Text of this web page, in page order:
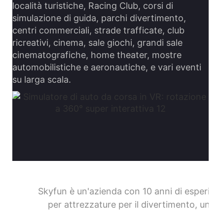
località turistiche, Racing Club, corsi di
simulazione di guida, parchi divertimento,
centri commerciali, strade trafficate, club
ricreativi, cinema, sale giochi, grandi sale
cinematografiche, home theater, mostre
automobilistiche e aeronautiche, e vari eventi
su larga scala.
Skyfun è un'azienda con 10 anni di
per attrezzature per il divertimento, un